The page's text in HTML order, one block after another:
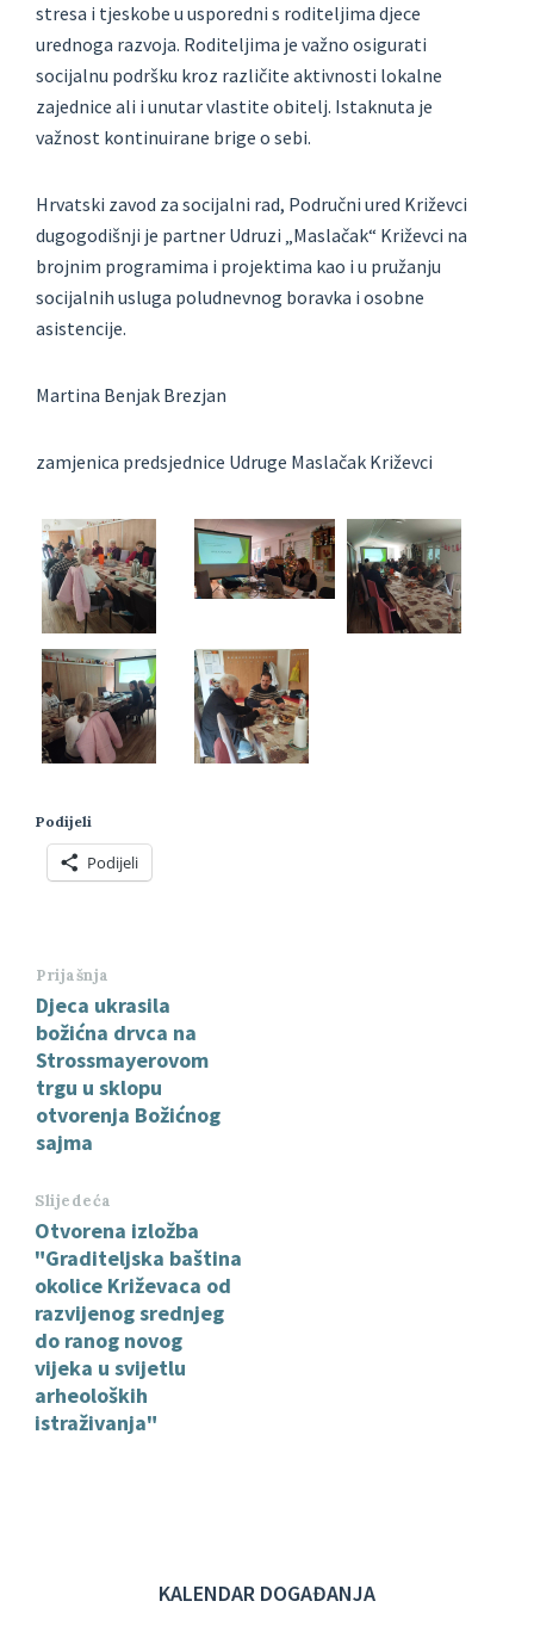
stresa i tjeskobe u usporedni s roditeljima djece
urednoga razvoja. Roditeljima je važno osigurati
socijalnu podršku kroz različite aktivnosti lokalne
zajednice ali i unutar vlastite obitelj. Istaknuta je
važnost kontinuirane brige o sebi.
Hrvatski zavod za socijalni rad, Područni ured Križevci
dugogodišnji je partner Udruzi „Maslačak“ Križevci na
brojnim programima i projektima kao i u pružanju
socijalnih usluga poludnevnog boravka i osobne
asistencije.
Martina Benjak Brezjan
zamjenica predsjednice Udruge Maslačak Križevci
Podijeli
Podijeli
Prijašnja
Djeca ukrasila
božićna drvca na
Strossmayerovom
trgu u sklopu
otvorenja Božićnog
sajma
Slijedeća
Otvorena izložba
"Graditeljska baština
okolice Križevaca od
razvijenog srednjeg
do ranog novog
vijeka u svijetlu
arheoloških
istraživanja"
KALENDAR DOGAĐANJA